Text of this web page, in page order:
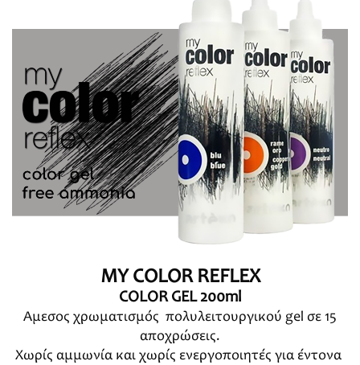
MY COLOR REFLEX
COLOR GEL 200ml
Άμεσος χρωματισμός πολυλειτουργικού gel σε 15
αποχρώσεις.
Χωρίς αμμωνία και χωρίς ενεργοποιητές για έντονα